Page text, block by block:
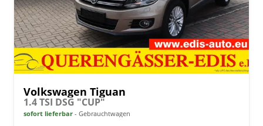
Volkswagen Tiguan
1.4 TSI DSG "CUP"
sofort lieferbar Gebrauchtwagen